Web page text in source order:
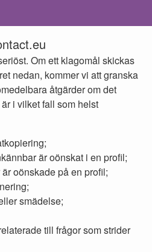
Om ett klagomål skickas
nedan, kommer vi att granska
åtgärder om det
i vilket fall som helst
är oönskat i en profil;
oönskade på en profil;
smädelse;
till frågor som strider